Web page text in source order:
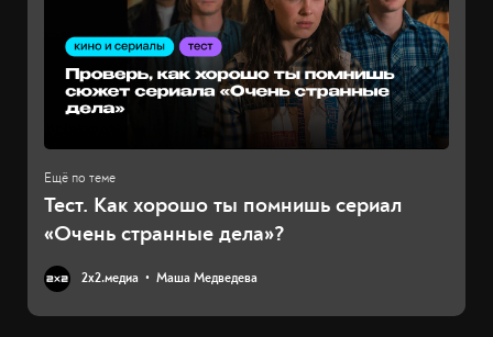
Тест. Как хорошо ты помнишь сериал
«Очень странные дела»?
2х2.медиа Маша Медведева